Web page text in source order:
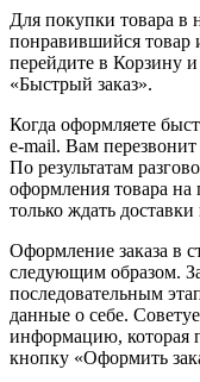
Для покупки товара в
понравившийся товар
перейдите в Корзину
«Быстрый заказ».
Когда оформляете
e-mail. Вам
По результатам
оформления товара на
только ждать
Оформление заказа в
следующим образом.
последовательным
данные о себе.
информацию, которая
кнопку «Оформить